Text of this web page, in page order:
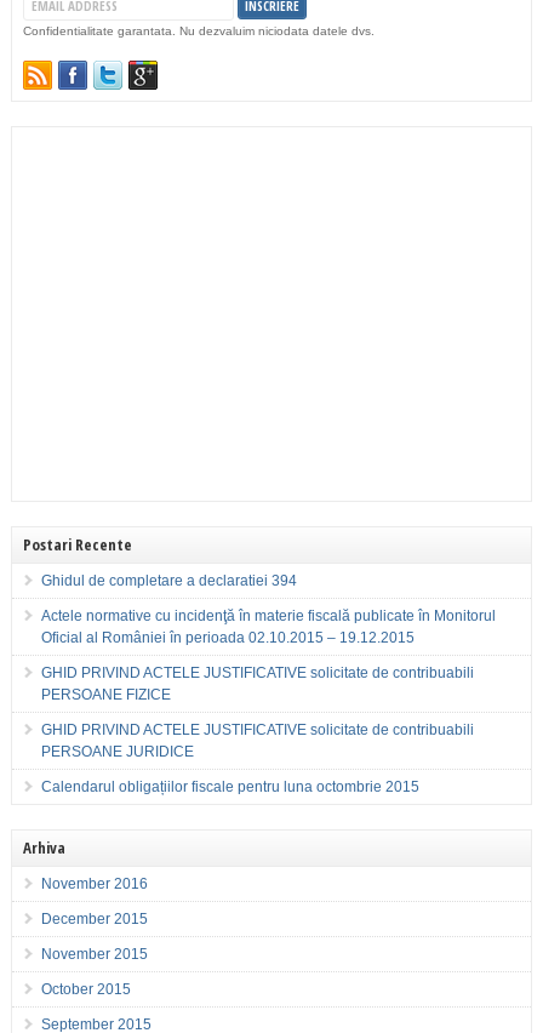
Confidentialitate garantata. Nu dezvaluim niciodata datele dvs.
Postari Recente
Ghidul de completare a declaratiei 394
Actele normative cu incidenţă în materie fiscală publicate în Monitorul
Oficial al României în perioada 02.10.2015 – 19.12.2015
GHID PRIVIND ACTELE JUSTIFICATIVE solicitate de contribuabili
PERSOANE FIZICE
GHID PRIVIND ACTELE JUSTIFICATIVE solicitate de contribuabili
PERSOANE JURIDICE
Calendarul obligațiilor fiscale pentru luna octombrie 2015
Arhiva
November 2016
December 2015
November 2015
October 2015
September 2015